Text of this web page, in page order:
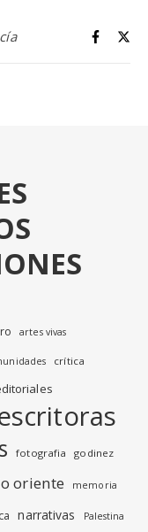
artes vivas
crítica
fotografia godinez
oriente memoria
narrativas Palestina